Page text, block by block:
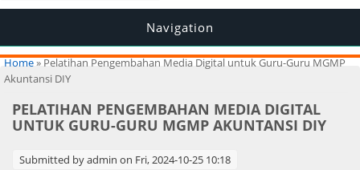
Navigation
You are here
Home» Pelatihan Pengembahan Media Digital untuk Guru-Guru MGMP
Akuntansi DIY
PELATIHAN PENGEMBAHAN MEDIA DIGITAL
UNTUK GURU-GURU MGMP AKUNTANSI DIY
Submitted byadmin on Fri, 2024-10-25 10:18